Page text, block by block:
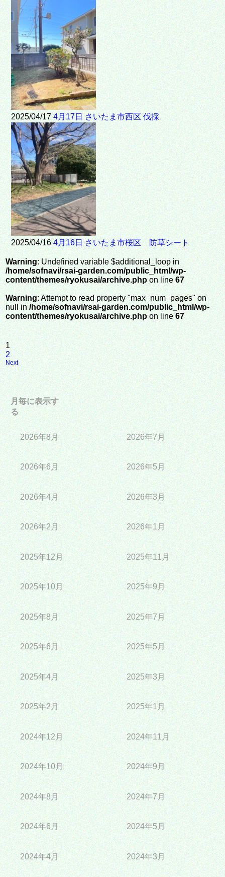
2025/04/17 4月17日 さいたま市西区 伐採
2025/04/16 4月16日 さいたま市桜区 防草シート
Warning: Undefined variable $additional_loop in
/home/sofnavi/rsai-garden.com/public_html/wp-
content/themes/ryokusai/archive.phpon line67
Warning: Attempt to read property "max_num_pages" on
null in/home/sofnavi/rsai-garden.com/public_html/wp-
content/themes/ryokusai/archive.phpon line67
1
2
Next
月毎に表示す
る
2026年8月 2026年7月
2026年6月 2026年5月
2026年4月 2026年3月
2026年2月 2026年1月
2025年12月 2025年11月
2025年10月 2025年9月
2025年8月 2025年7月
2025年6月 2025年5月
2025年4月 2025年3月
2025年2月 2025年1月
2024年12月 2024年11月
2024年10月 2024年9月
2024年8月 2024年7月
2024年6月 2024年5月
2024年4月 2024年3月